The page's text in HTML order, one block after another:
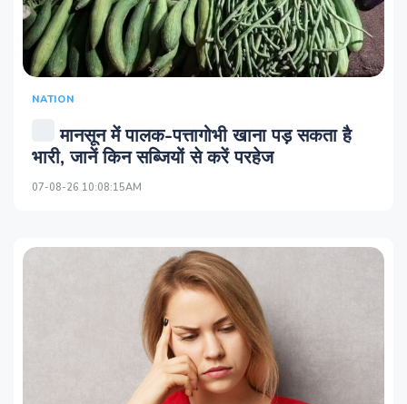
NATION
मानसून में पालक-पत्तागोभी खाना पड़ सकता है
भारी, जानें किन सब्जियों से करें परहेज
07-08-26 10:08:15AM